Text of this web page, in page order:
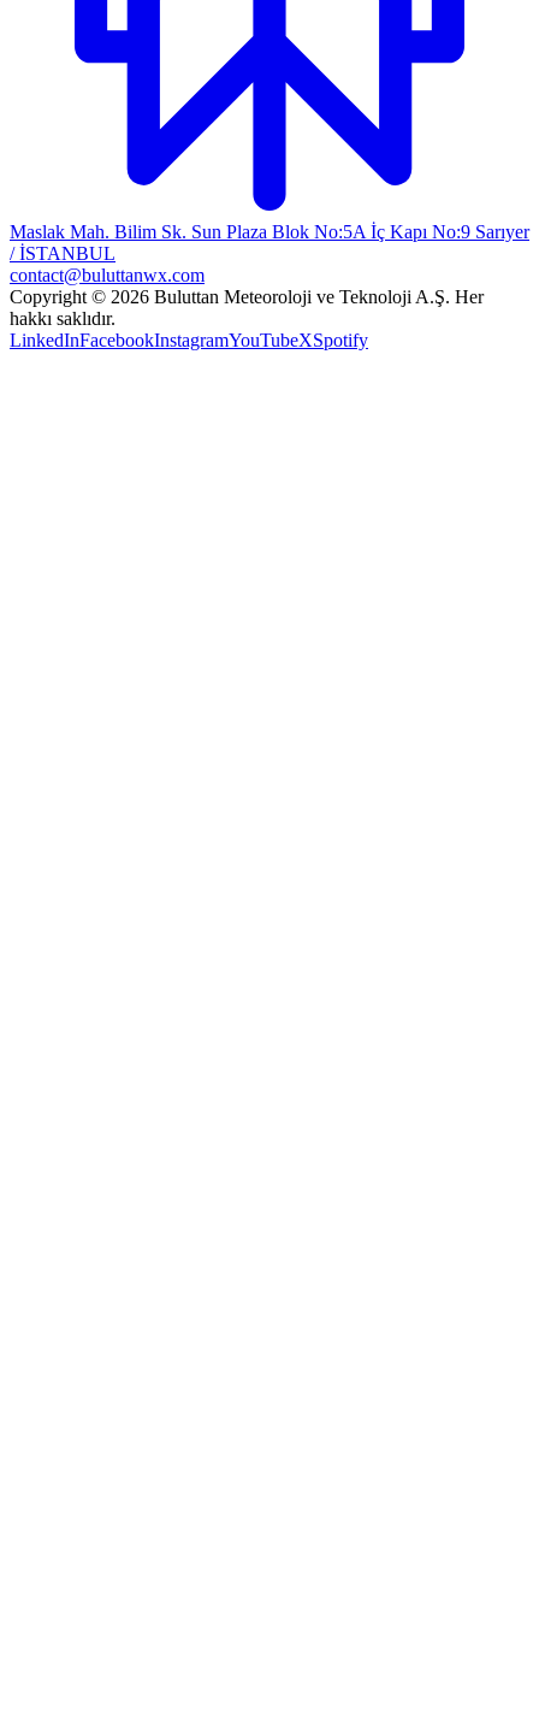
Maslak Mah. Bilim Sk. Sun Plaza Blok No:5A İç Kapı No:9 Sarıyer
/ İSTANBUL
contact@buluttanwx.com
Copyright © 2026 Buluttan Meteoroloji ve Teknoloji A.Ş. Her
hakkı saklıdır.
LinkedInFacebookInstagramYouTubeXSpotify